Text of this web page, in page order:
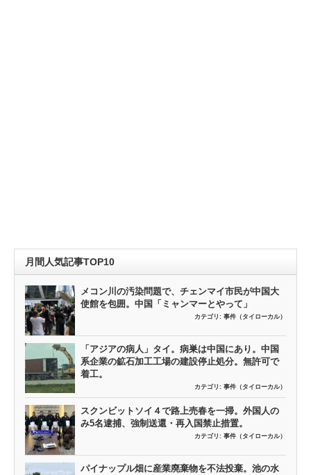
月間人気記事TOP10
メコン川の汚染問題で、チェンマイ市民が中国大
使館を包囲。中国「ミャンマーとやって」
カテゴリ: 事件（タイローカル）
「アジアの病人」タイ。病巣は中国にあり。中国
系企業の鉱石加工工場の建設停止処分。無許可で
着工。
カテゴリ: 事件（タイローカル）
スクンビットソイ４で路上売春を一掃。外国人の
み5名逮捕、強制送還・再入国禁止措置。
カテゴリ: 事件（タイローカル）
パイナップル畑に産業廃棄物を不法投棄。池の水